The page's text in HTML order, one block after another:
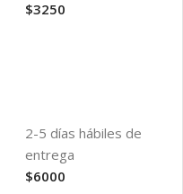
$3250
2-5 días hábiles de
entrega
$6000